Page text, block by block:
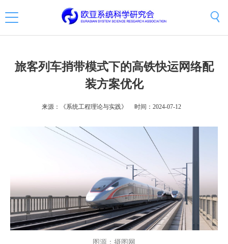
旅客列车捎带模式下的高铁快运网络配
装方案优化
来源：《系统工程理论与实践》 时间：2024-07-12
图源：摄图网